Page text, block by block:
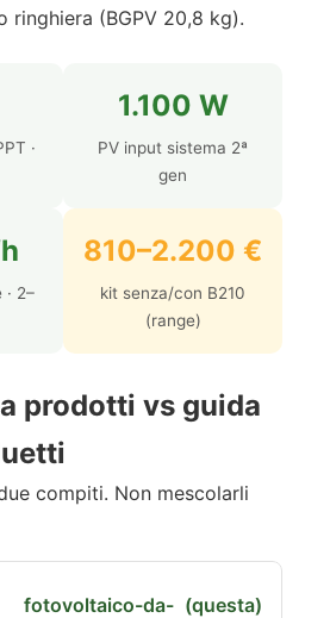
ringhiera (BGPV 20,8 kg).
·
1.100 W
PV input sistema 2ª
gen
2–
810–2.200 €
kit senza/con B210
(range)
prodotti vs guida
compiti. Non mescolarli
fotovoltaico-da- (questa)